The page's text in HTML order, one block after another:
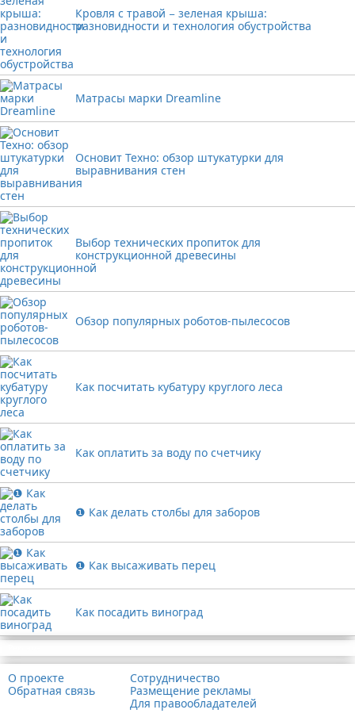
Кровля с травой − зеленая крыша:
разновидности и технология обустройства
Матрасы марки Dreamline
Основит Техно: обзор штукатурки для
выравнивания стен
Выбор технических пропиток для
конструкционной древесины
Обзор популярных роботов-пылесосов
Как посчитать кубатуру круглого леса
Как оплатить за воду по счетчику
❶ Как делать столбы для заборов
❶ Как высаживать перец
Как посадить виноград
О проекте
Обратная связь
Сотрудничество
Размещение рекламы
Для правообладателей